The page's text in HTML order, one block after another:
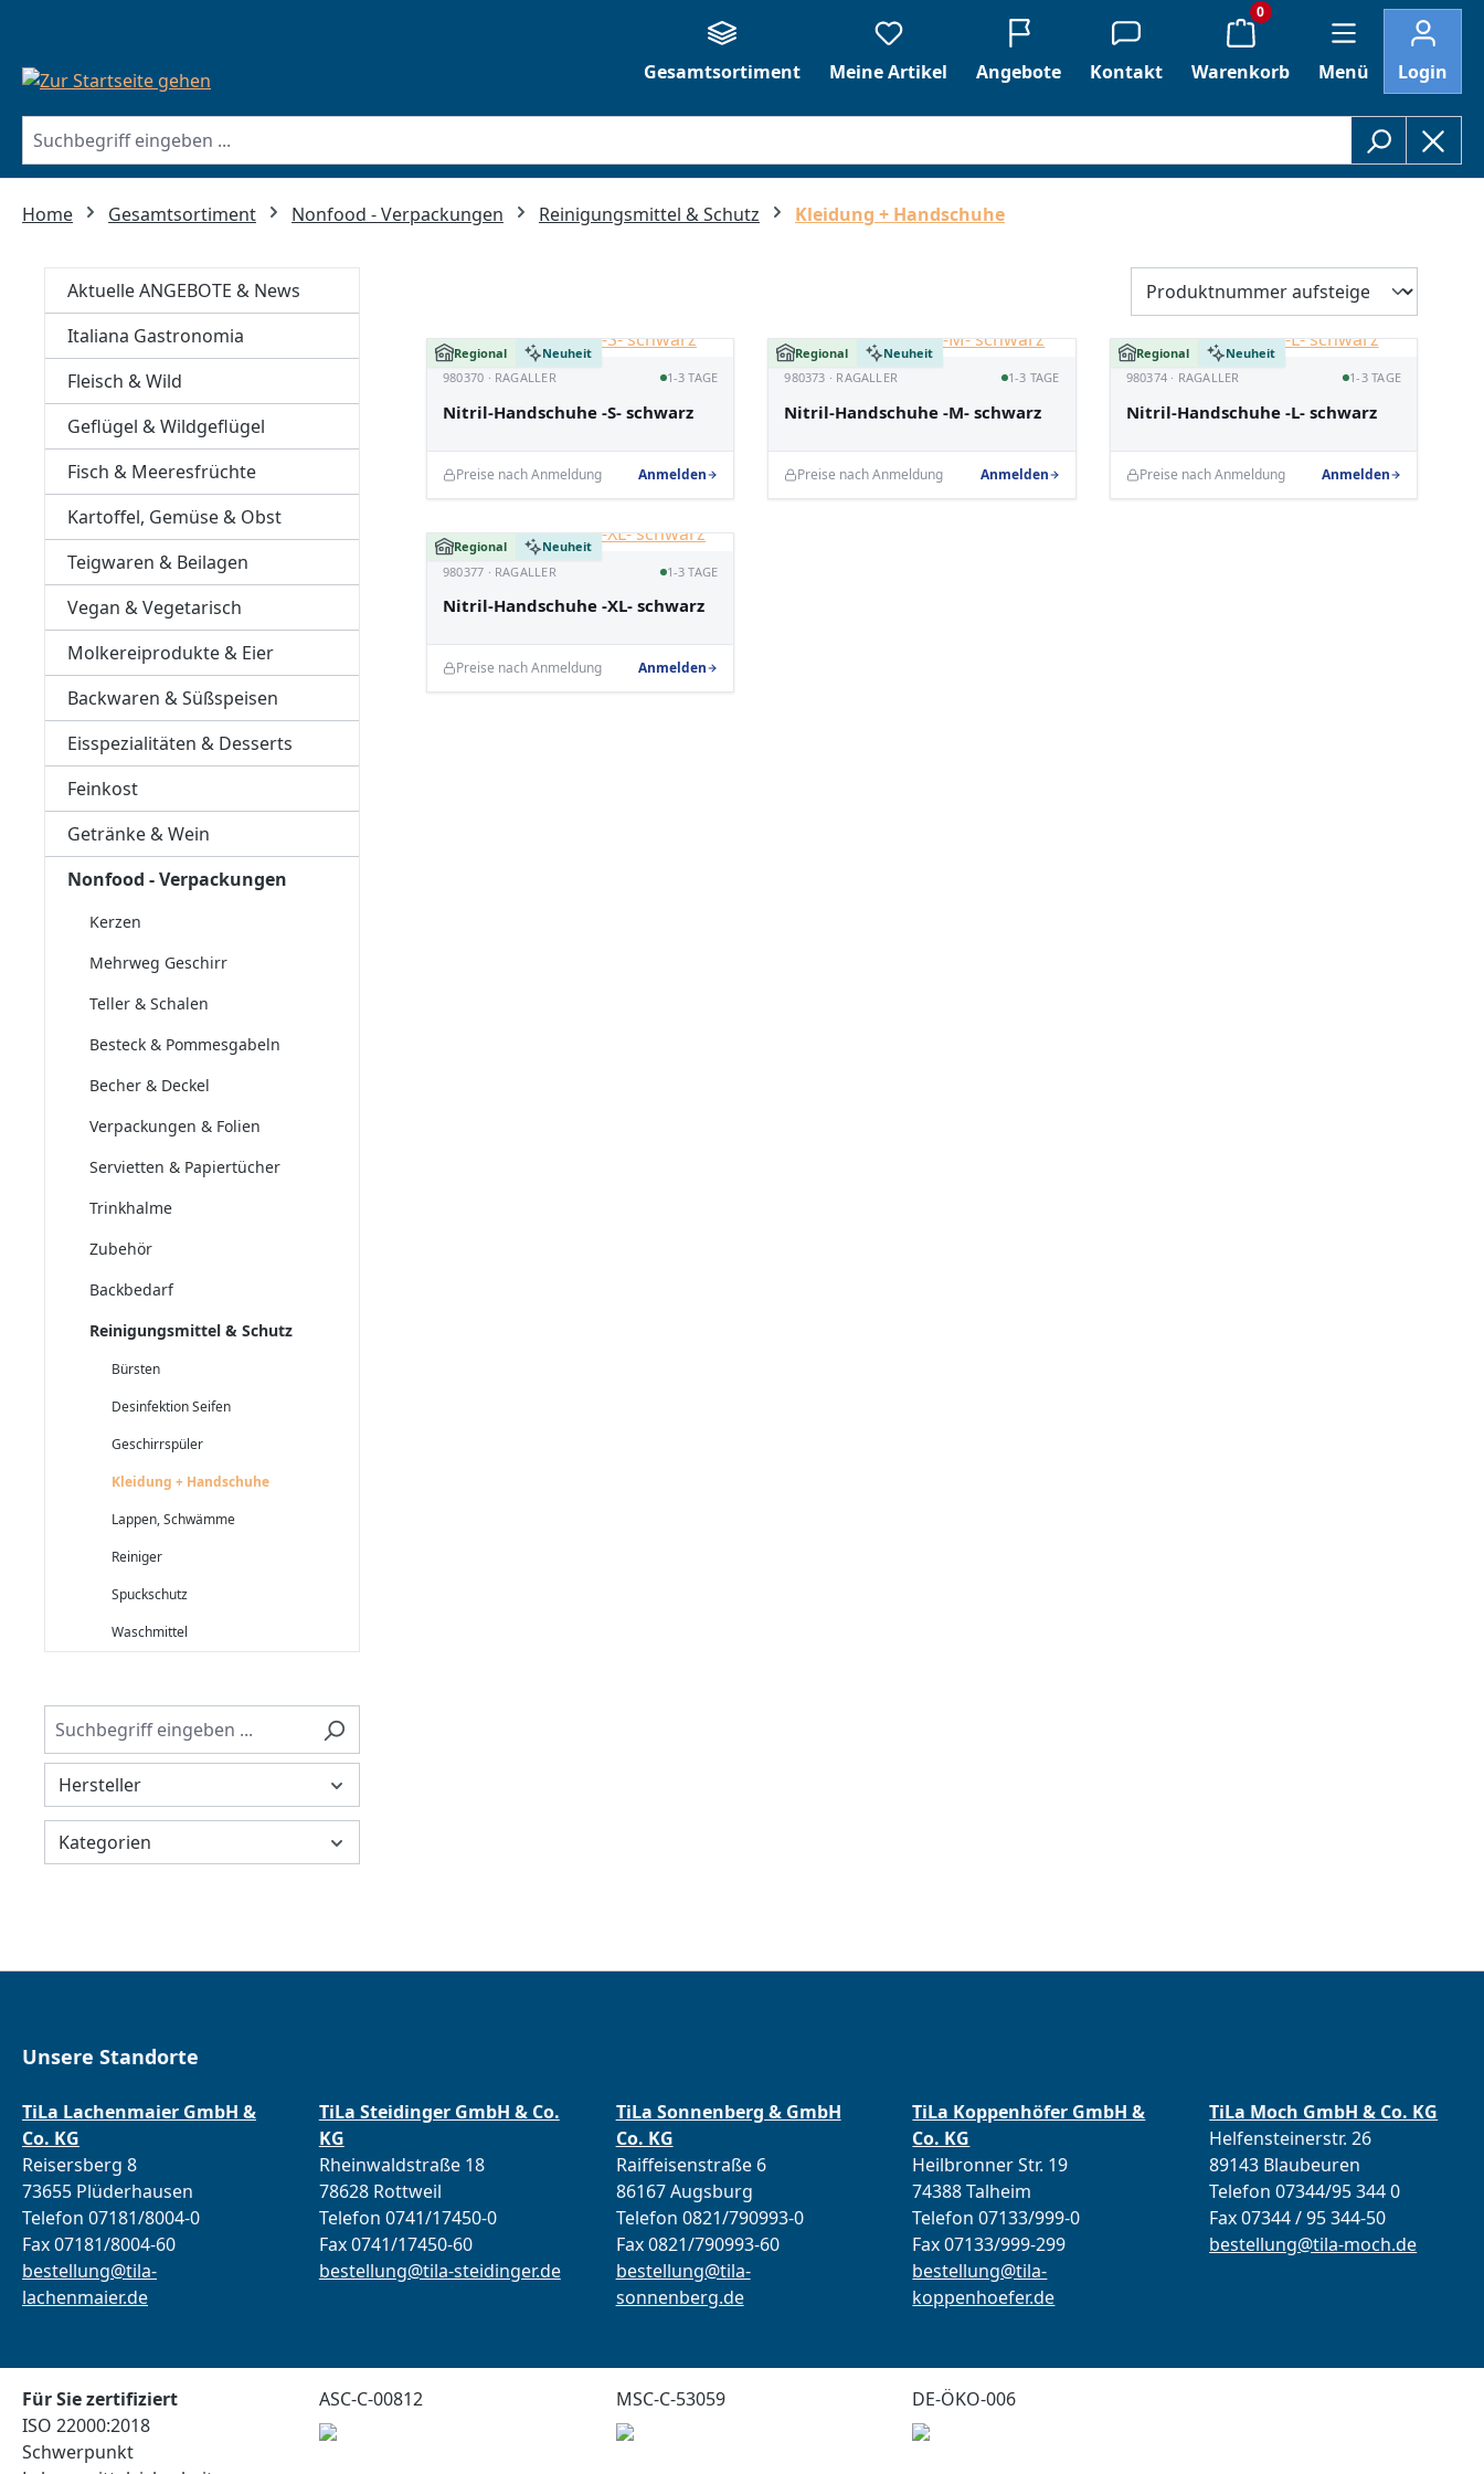
Gesamtsortiment
Meine Artikel Angebote Kontakt
0
Warenkorb Menü Login
Home Gesamtsortiment Nonfood - Verpackungen Reinigungsmittel & Schutz Kleidung + Handschuhe
Aktuelle ANGEBOTE & News
Italiana Gastronomia
Fleisch & Wild
Geflügel & Wildgeflügel
Fisch & Meeresfrüchte
Kartoffel, Gemüse & Obst
Teigwaren & Beilagen
Vegan & Vegetarisch
Molkereiprodukte & Eier
Backwaren & Süßspeisen
Eisspezialitäten & Desserts
Feinkost
Getränke & Wein
Nonfood - Verpackungen
Kerzen
Mehrweg Geschirr
Teller & Schalen
Besteck & Pommesgabeln
Becher & Deckel
Verpackungen & Folien
Servietten & Papiertücher
Trinkhalme
Zubehör
Backbedarf
Reinigungsmittel & Schutz
Bürsten
Desinfektion Seifen
Geschirrspüler
Kleidung + Handschuhe
Lappen, Schwämme
Reiniger
Spuckschutz
Waschmittel
Hersteller
Kategorien
Regional
Neuheit
980370 · RAGALLER
1-3 TAGE
Nitril-Handschuhe -S- schwarz
Preise nach Anmeldung Anmelden
Regional
Neuheit
980373 · RAGALLER
1-3 TAGE
Nitril-Handschuhe -M- schwarz
Preise nach Anmeldung Anmelden
Regional
Neuheit
980374 · RAGALLER
1-3 TAGE
Nitril-Handschuhe -L- schwarz
Preise nach Anmeldung Anmelden
Regional
Neuheit
980377 · RAGALLER
1-3 TAGE
Nitril-Handschuhe -XL- schwarz
Preise nach Anmeldung Anmelden
Unsere Standorte
TiLa Lachenmaier GmbH &
Co. KG
Reisersberg 8
73655 Plüderhausen
Telefon 07181/8004-0
Fax 07181/8004-60
bestellung@tila-
lachenmaier.de
TiLa Steidinger GmbH & Co.
KG
Rheinwaldstraße 18
78628 Rottweil
Telefon 0741/17450-0
Fax 0741/17450-60
bestellung@tila-steidinger.de
TiLa Sonnenberg & GmbH
Co. KG
Raiffeisenstraße 6
86167 Augsburg
Telefon 0821/790993-0
Fax 0821/790993-60
bestellung@tila-
sonnenberg.de
TiLa Koppenhöfer GmbH &
Co. KG
Heilbronner Str. 19
74388 Talheim
Telefon 07133/999-0
Fax 07133/999-299
bestellung@tila-
koppenhoefer.de
TiLa Moch GmbH & Co. KG
Helfensteinerstr. 26
89143 Blaubeuren
Telefon 07344/95 344 0
Fax 07344 / 95 344-50
bestellung@tila-moch.de
Für Sie zertifiziert
ISO 22000:2018
Schwerpunkt
ASC-C-00812 MSC-C-53059 DE-ÖKO-006